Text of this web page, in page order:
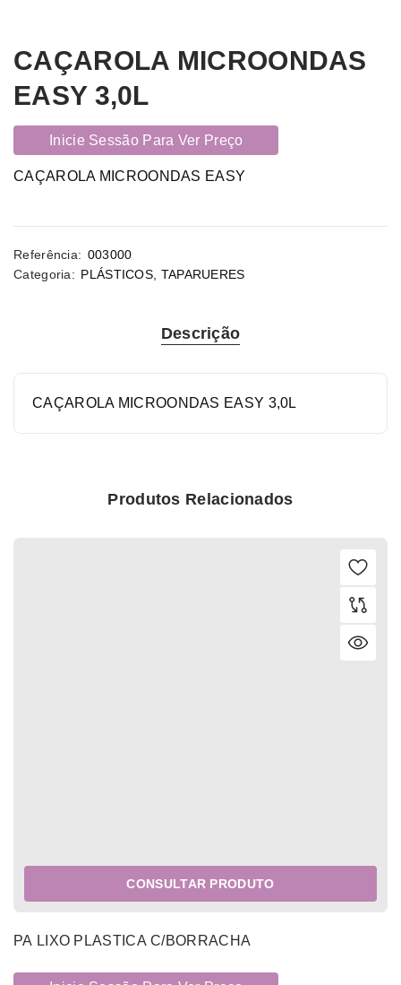
CAÇAROLA MICROONDAS
EASY 3,0L
Inicie Sessão Para Ver Preço
CAÇAROLA MICROONDAS EASY
Referência: 003000
Categoria: PLÁSTICOS TAPARUERES
Descrição
CAÇAROLA MICROONDAS EASY 3,0L
Produtos Relacionados
CONSULTAR PRODUTO
PA LIXO PLASTICA C/BORRACHA